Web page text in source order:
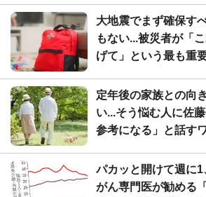
大地震でまず確保す
もない...被災者が「
げて」という最も重
定年後の家族との向
い...そう悩む人に佐
参考になる」と話す
パカッと開けて週に
がん専門医が勧める